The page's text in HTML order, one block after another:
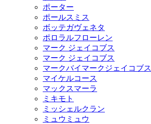
ポーター
ポールスミス
ボッテガヴェネタ
ポロラルフローレン
マーク ジェイコブス
マーク ジェイコブス
マークバイマークジェイコブス
マイケルコース
マックスマーラ
ミキモト
ミッシェルクラン
ミュウミュウ